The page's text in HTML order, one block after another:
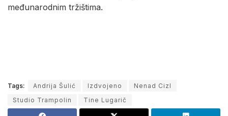
međunarodnim tržištima.
Tags: Andrija Šulić Izdvojeno
Nenad Cizl
Studio Trampolin
Tine Lugarič